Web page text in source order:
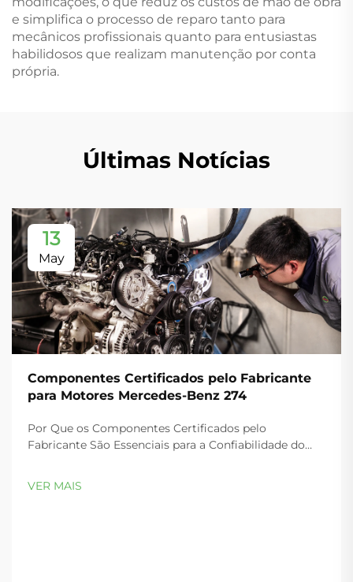
e simplifica o processo de reparo tanto para
mecânicos profissionais quanto para entusiastas
habilidosos que realizam manutenção por conta
própria.
Últimas Notícias
13
May
Componentes Certificados pelo Fabricante
para Motores Mercedes-Benz 274
Por Que os Componentes Certificados pelo
Fabricante São Essenciais para a Confiabilidade do
turbocompressor e no coletor O motor turbo M274
VER MAIS